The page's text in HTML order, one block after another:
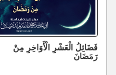
فَضَائِلُ الْعَشْرِ الْأَوَاخِرِ مِنْ
رَمَضَانَ